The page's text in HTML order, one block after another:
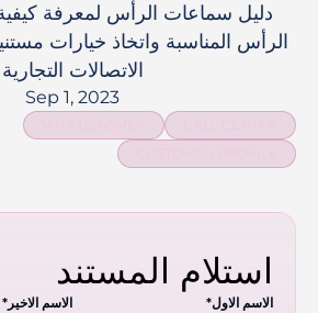
دليل سماعات الرأس لمعرفة
الرأس المناسبة واتخاذ خيارات
الاتصالات التجارية
Sep 1, 2023
استلام المستند
الاسم الاول* الاسم الاخير*